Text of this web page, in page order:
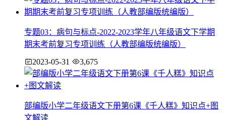
专题03：病句与标点-2022-2023学年八年级语文下学期
期末考前复习专项训练（人教部编版统编版）
2023-05-31 3,675
部编版小学二年级语文下册第6课《千人糕》知识点+图
文解读